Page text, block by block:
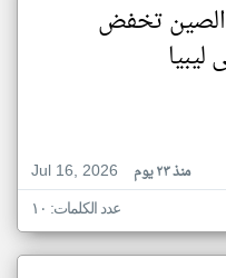
الصين تخفض
Jul 16, 2026
منذ ٢٣ يوم
عدد الكلمات: ١٠